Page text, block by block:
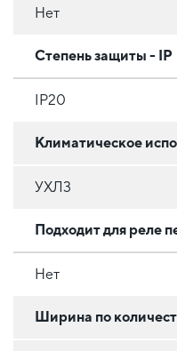
Нет
Степень защиты - IP
IP20
Климатическое
УХЛ3
Подходит для реле
Нет
Ширина по